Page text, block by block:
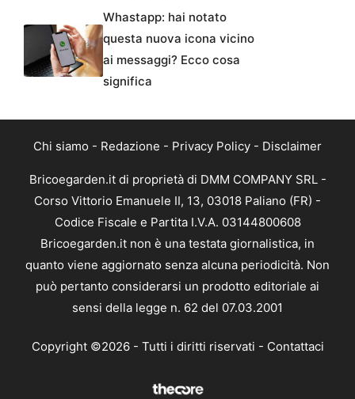
Whastapp: hai notato
questa nuova icona vicino
ai messaggi? Ecco cosa
significa
Chi siamo - Redazione - Privacy Policy - Disclaimer
Bricoegarden.it di proprietà di DMM COMPANY SRL -
Corso Vittorio Emanuele II, 13, 03018 Paliano (FR) -
Codice Fiscale e Partita I.V.A. 03144800608
Bricoegarden.it non è una testata giornalistica, in
quanto viene aggiornato senza alcuna periodicità. Non
può pertanto considerarsi un prodotto editoriale ai
sensi della legge n. 62 del 07.03.2001
Copyright ©2026 - Tutti i diritti riservati - Contattaci